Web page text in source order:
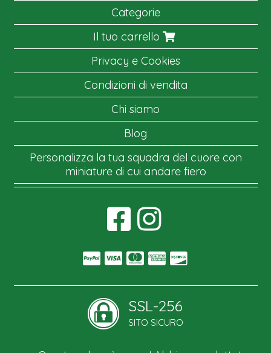
Categorie
Il tuo carrello
Privacy e Cookies
Condizioni di vendita
Chi siamo
Blog
Personalizza la tua squadra del cuore con
miniature di cui andare fiero
SSL-256
SITO SICURO